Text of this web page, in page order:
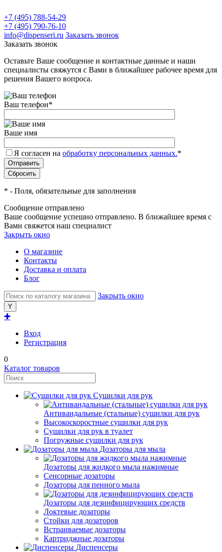
+7 (495) 788-54-29
+7 (495) 790-76-10
info@dispenseri.ru Заказать звонок
Заказать звонок
Оставьте Ваше сообщение и контактные данные и наши
специалисты свяжутся с Вами в ближайшее рабочее время для
решения Вашего вопроса.
Ваш телефон*
Ваше имя
Я согласен на обработку персональных данных.*
* - Поля, обязательные для заполнения
Сообщение отправлено
Ваше сообщение успешно отправлено. В ближайшее время с
Вами свяжется наш специалист
Закрыть окно
О магазине
Контакты
Доставка и оплата
Блог
Закрыть окно
✚
Вход
Регистрация
0
Каталог товаров
Сушилки для рук
Антивандальные (стальные) сушилки для рук
Высокоскоростные сушилки для рук
Сушилки для рук в туалет
Погружные сушилки для рук
Дозаторы для мыла
Дозаторы для жидкого мыла нажимные
Сенсорные дозаторы
Дозаторы для пенного мыла
Дозаторы для дезинфицирующих средств
Локтевые дозаторы
Стойки для дозаторов
Встраиваемые дозаторы
Картриджные дозаторы
Диспенсеры